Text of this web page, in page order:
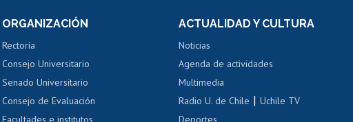
Perfeccionamiento
Evaluación docente
Calificación académica
Postulación al AUCAI
Portal de movilidad interna
Certificado de renta
Certificado de renta
ORGANIZACIÓN
Rectoría
Consejo Universitario
Senado Universitario
Consejo de Evaluación
Facultades e institutos
ACTUALIDAD Y CULTURA
Noticias
Agenda de actividades
Multimedia
Radio U. de Chile |Uchile TV
Deportes